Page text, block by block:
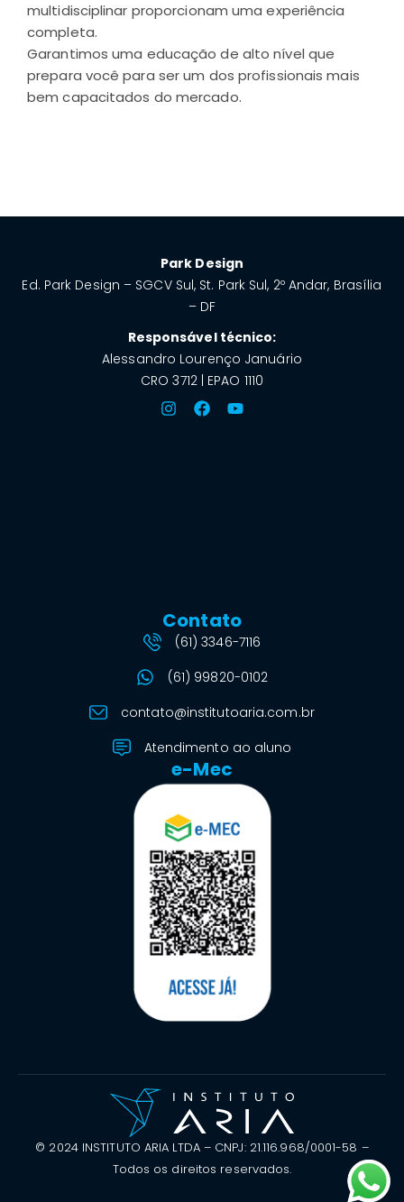
multidisciplinar proporcionam uma experiência
completa.
Garantimos uma educação de alto nível que
prepara você para ser um dos profissionais mais
bem capacitados do mercado.
Park Design
Ed. Park Design – SGCV Sul, St. Park Sul, 2º Andar, Brasília
– DF
Responsável técnico:
Alessandro Lourenço Januário
CRO 3712 | EPAO 1110
Contato
(61) 3346-7116
(61) 99820-0102
contato@institutoaria.com.br
Atendimento ao aluno
e-Mec
© 2024 INSTITUTO ARIA LTDA – CNPJ: 21.116.968/0001-58 –
Todos os direitos reservados.